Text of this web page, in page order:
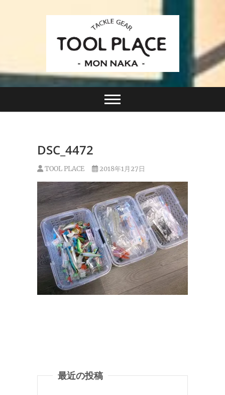
TACKLE GEAR
TOOL PLACE ツー
小さなルアーフィッシングショップ「ツールプレイ
ス」が門前仲町に近日オープン！
DSC_4472
TOOL PLACE 2018年1月27日
最近の投稿